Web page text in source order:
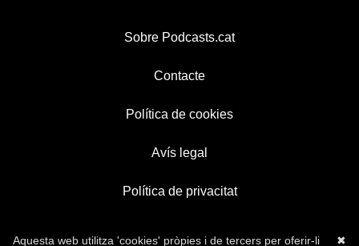
Sobre Podcasts.cat
Contacte
Política de cookies
Avís legal
Política de privacitat
✖
Aquesta web utilitza 'cookies' pròpies i de tercers per oferir-li